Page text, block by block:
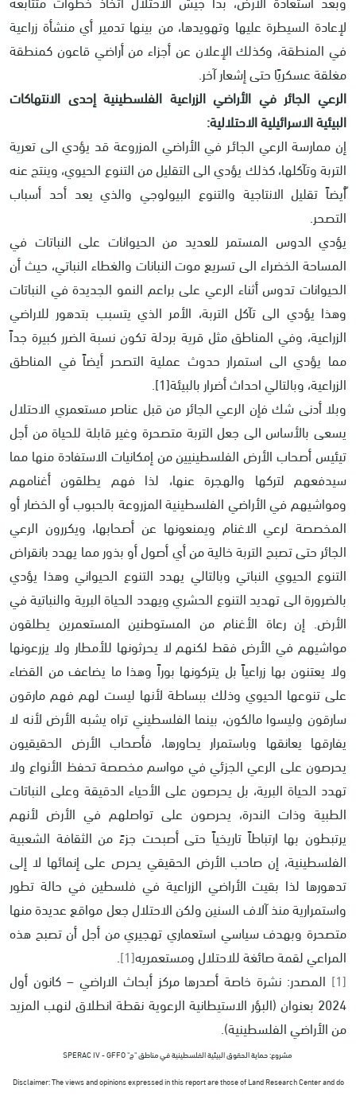
لإعادة السيطرة عليها وتهويدها، من بينها تدمير أي منشأة زراعية
في المنطقة، وكذلك الإعلان عن أجزاء من أراضي قاعون كمنطقة
مغلقة عسكريًا حتى إشعار آخر.
الرعي الجائر في الأراضي الزراعية الفلسطينية إحدى الانتهاكات
البيئية الاسرائيلية الاحتلالية:
إن ممارسة الرعي الجائـر في الأراضي المزروعة قد يؤدي الى تعرية
التربة وتآكلها، كذلك يؤدي الى التقليل من التنوع الحيوي، وينتج عنه
ّأيضاً تقليل الانتاجية والتنوع البيولوجي والذي يعد أحد أسباب
التصحر.
يؤدي الدوس المستمر للعديد من الحيوانات على النباتات في
المساحة الخضراء الى تسريع موت النبانات والغطاء النباتي، حيث أن
الحيوانات تدوس أثناء الرعي على براعم النمو الجديدة في النباتات
وهذا يؤدي الى تآكل التربة، الأمر الذي يتسبب بتدهور للاراضي
الزراعية، وفي المناطق مثل قرية بردلة تكون نسبة الضرر كبيرة جداً
مما يؤدي الى استمرار حدوث عملية التصحر أيضاً في المناطق
الزراعية، وبالتالي احداث أضرار بالبيئة[1].
وبلا أدنى شك فإن الرعي الجائر من قبل عناصر مستعمري الاحتلال
يسعى بالأساس الى جعل التربة متصحرة وغير قابلة للحياة من أجل
تيئيس أصحاب الأرض الفلسطينيين من إمكانيات الاستفادة منها مما
سيدفعهم لتركها والهجرة عنها، لذا فهم يطلقون أغنامهم
ومواشيهم في الأراضي الفلسطينية المزروعة بالحبوب أو الخضار أو
المخصصة لرعي الاغنام ويمنعونها عن أصحابها، ويكررون الرعي
الجائر حتى تصبح التربة خالية من أي أصول أو بذور مما يهدد بانقراض
التنوع الحيوي النباتي وبالتالي يهدد التنوع الحيواني وهذا يؤدي
بالضرورة الى تهديد التنوع الحشري ويهدد الحياة البرية والنباتية في
الأرض. إن رعاة الأغنام من المستوطنين المستعمرين يطلقون
مواشيهم في الأرض فقط لكنهم لا يحرثونها للأمطار ولا يزرعونها
ولا يعتنون بها زراعياً بل يتركونها بوراً وهذا ما يضاعف من القضاء
على تنوعها الحيوي وذلك ببساطة لأنها ليست لهم فهم مارقون
سارقون وليسوا مالكون، بينما الفلسطيني تراه يشبه الأرض لأنه لا
يفارقها يعانقها وباستمرار يحاورها، فأصحاب الأرض الحقيقيون
يحرصون على الرعي الجزئي في مواسم مخصصة تحفظ الأنواع ولا
تهدد الحياة البرية، بل يحرصون على الأحياء الدقيقة وعلى النباتات
الطبية وذات الندرة، يحرصون على تواصلهم في الأرض لأنهم
يرتبطون بها ارتباطاً تاريخياً حتى أصبحت جزءً من الثقافة الشعبية
الفلسطينية، إن صاحب الأرض الحقيقي يحرص على إنمائها لا إلى
تدهورها لذا بقيت الأراضي الزراعية في فلسطين في حالة تطور
واستمرارية منذ آلاف السنين ولكن الاحتلال جعل مواقع عديدة منها
متصحرة وبهدف سياسي استعماري تهجيري من أجل أن تصبح هذه
المراعي لقمة صائغة للاحتلال ومستعمريه[1]
.
[1] المصدر: نشرة خاصة أصدرها مركز أبحاث الاراضي – كانون أول
2024 بعنوان (البؤر الاستيطانية الرعوية نقطة انطلاق لنهب المزيد
من الأراضي الفلسطينية).
مشروع: حماية الحقوق البيئية الفلسطينية في مناطق "ج" SPERAC IV - GFFO
Disclaimer: The views and opinions expressed in this report are those of Land Research Center and do